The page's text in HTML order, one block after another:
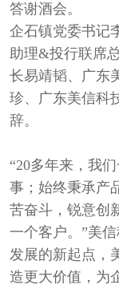
答谢酒会。
企石镇党委书记
助理&投行联席
长易靖韬、广东
珍、广东美信科
辞。
“20多年来，我
事；始终秉承产
苦奋斗，锐意创
一个客户。”美
发展的新起点，
造更大价值，为